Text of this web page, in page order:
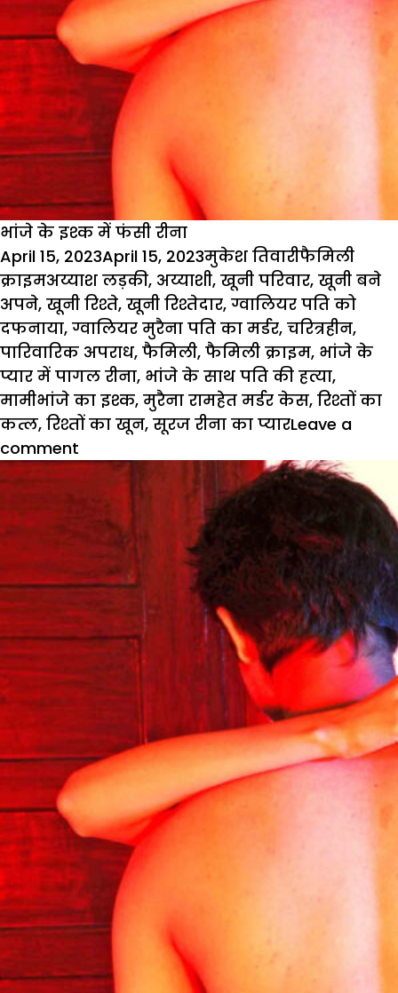
भांजे के इश्क में फंसी रीना
Posted
on
April 15, 2023April 15, 2023Author
मुकेश तिवारीCategories
फैमिली
क्राइमTags
अय्याश लड़की, अय्याशी, खूनी परिवार, खूनी बने
अपने, खूनी रिश्ते, खूनी रिश्तेदार, ग्वालियर पति को
दफनाया, ग्वालियर मुरैना पति का मर्डर, चरित्रहीन,
पारिवारिक अपराध, फैमिली, फैमिली क्राइम, भांजे के
प्यार में पागल रीना, भांजे के साथ पति की हत्या,
मामीभांजे का इश्क, मुरैना रामहेत मर्डर केस, रिश्तों का
कत्ल, रिश्तों का खून, सूरज रीना का प्यारLeave a
comment